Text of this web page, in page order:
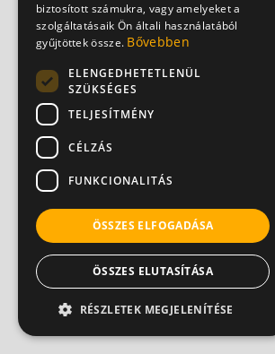
biztosított számukra, vagy amelyeket a
szolgáltatásaik Ön általi használatából
gyűjtöttek össze. Bővebben
ELENGEDHETETLENÜL
SZÜKSÉGES
TELJESÍTMÉNY
CÉLZÁS
FUNKCIONALITÁS
ÖSSZES ELFOGADÁSA
ÖSSZES ELUTASÍTÁSA
RÉSZLETEK MEGJELENÍTÉSE